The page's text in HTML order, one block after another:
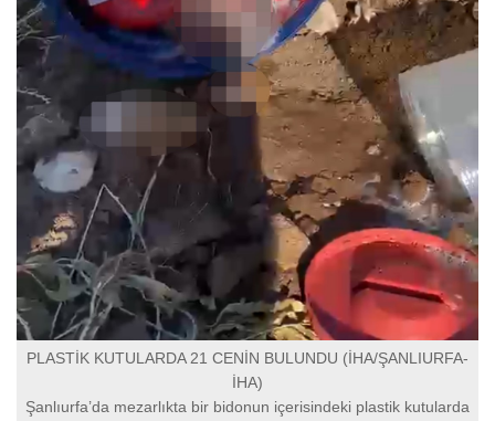
PLASTİK KUTULARDA 21 CENİN BULUNDU (İHA/ŞANLIURFA-
İHA)
Şanlıurfa’da mezarlıkta bir bidonun içerisindeki plastik kutularda